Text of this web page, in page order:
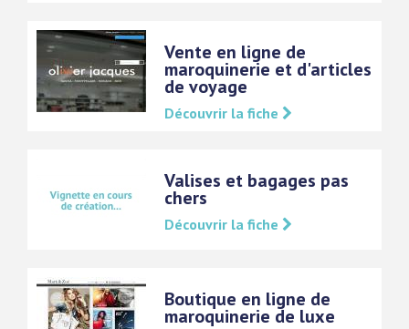
Vente en ligne de
maroquinerie et d'articles
de voyage
Découvrir la fiche
Valises et bagages pas
chers
Découvrir la fiche
Boutique en ligne de
maroquinerie de luxe